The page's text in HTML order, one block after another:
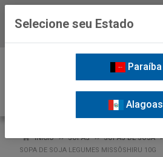
INÍCIO SOPAS
SOPAS DE SOJA
SOPA DE SOJA LEGUMES MISSÔSHIRU 10G
Selecione seu Estado
Paraíba
Alagoas